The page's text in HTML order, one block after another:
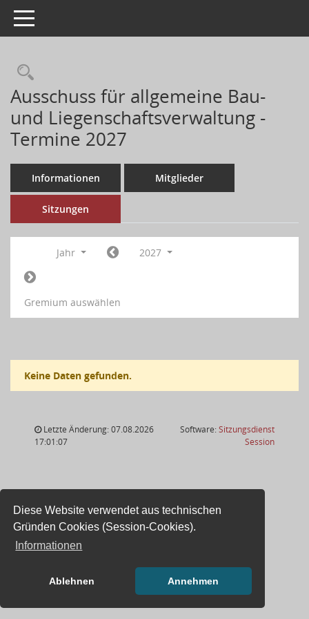
Diese Website verwendet aus technischen
Gründen Cookies (Session-Cookies).
Informationen
Ablehnen Annehmen
Toggle navigation
Ausschuss für allgemeine Bau-
und Liegenschaftsverwaltung -
Termine 2027
Informationen Mitglieder
Sitzungen
Jahr 2027
Gremium auswählen
Keine Daten gefunden.
Letzte Änderung: 07.08.2026
17:01:07
Software:Sitzungsdienst
Session(Wird in